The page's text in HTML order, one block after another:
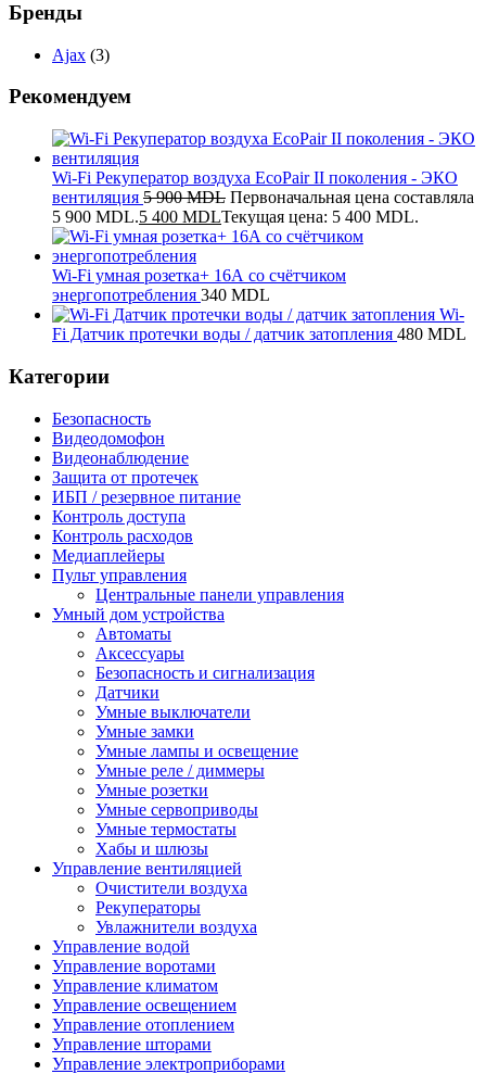
Бренды
Ajax (3)
Рекомендуем
Wi-Fi Рекуператор воздуха EcoPair II поколения - ЭКО
вентиляция 5 900MDL Первоначальная цена составляла
5 900 MDL.5 400 MDLТекущая цена: 5 400 MDL.
Wi-Fi умная розетка+ 16А со счётчиком
энергопотребления 340 MDL
Wi-
Fi Датчик протечки воды / датчик затопления 480 MDL
Категории
Безопасность
Видеодомофон
Видеонаблюдение
Защита от протечек
ИБП / резервное питание
Контроль доступа
Контроль расходов
Медиаплейеры
Пульт управления
Центральные панели управления
Умный дом устройства
Автоматы
Аксессуары
Безопасность и сигнализация
Датчики
Умные выключатели
Умные замки
Умные лампы и освещение
Умные реле / диммеры
Умные розетки
Умные сервоприводы
Умные термостаты
Хабы и шлюзы
Управление вентиляцией
Очистители воздуха
Рекуператоры
Увлажнители воздуха
Управление водой
Управление воротами
Управление климатом
Управление освещением
Управление отоплением
Управление шторами
Управление электроприборами